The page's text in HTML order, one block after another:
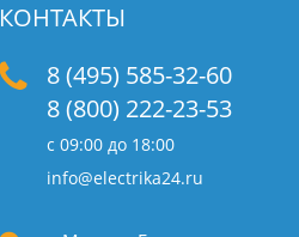
КОНТАКТЫ
8 (495) 585-32-60
8 (800) 222-23-53
с 09:00 до 18:00
info@electrika24.ru